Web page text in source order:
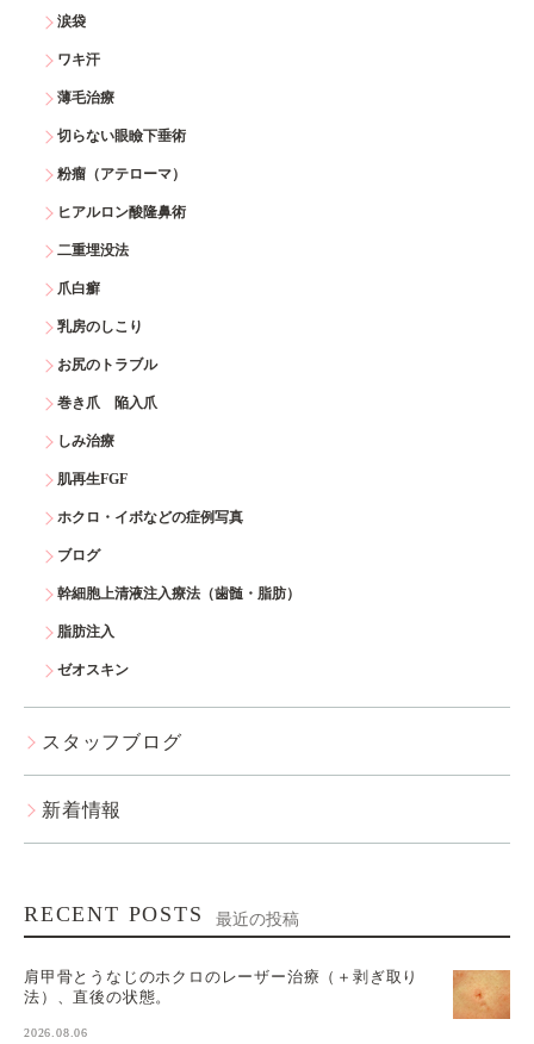
涙袋
ワキ汗
薄毛治療
切らない眼瞼下垂術
粉瘤（アテローマ）
ヒアルロン酸隆鼻術
二重埋没法
爪白癬
乳房のしこり
お尻のトラブル
巻き爪 陥入爪
しみ治療
肌再生FGF
ホクロ・イボなどの症例写真
ブログ
幹細胞上清液注入療法（歯髄・脂肪）
脂肪注入
ゼオスキン
スタッフブログ
新着情報
RECENT POSTS 最近の投稿
肩甲骨とうなじのホクロのレーザー治療（＋剥ぎ取り
法）、直後の状態。
2026.08.06